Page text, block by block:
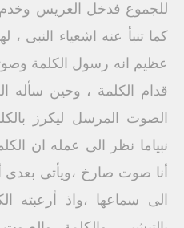
للجموع فدخل العريس وخدم
كما تنبأ عنه اشعياء النبى
عظيم انه رسول الكلمة
قدام الكلمة ، وحين سأله
الصوت المرسل ليكرز
نبياما نظر الى عمله ان
أنا صوت صارخ ،ويأتى
الى سماعها ،واذ